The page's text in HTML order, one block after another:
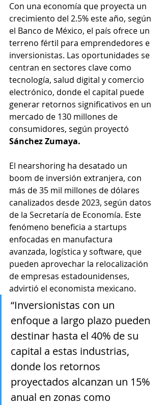
Con una economía que proyecta un
crecimiento del 2.5% este año, según
el Banco de México, el país ofrece un
terreno fértil para emprendedores e
inversionistas. Las oportunidades se
centran en sectores clave como
tecnología, salud digital y comercio
electrónico, donde el capital puede
generar retornos significativos en un
mercado de 130 millones de
consumidores, según proyectó
Sánchez Zumaya.
El nearshoring ha desatado un
boom de inversión extranjera, con
más de 35 mil millones de dólares
canalizados desde 2023, según datos
de la Secretaría de Economía. Este
fenómeno beneficia a startups
enfocadas en manufactura
avanzada, logística y software, que
pueden aprovechar la relocalización
de empresas estadounidenses,
advirtió el economista mexicano.
“Inversionistas con un
enfoque a largo plazo pueden
destinar hasta el 40% de su
capital a estas industrias,
donde los retornos
proyectados alcanzan un 15%
anual en zonas como